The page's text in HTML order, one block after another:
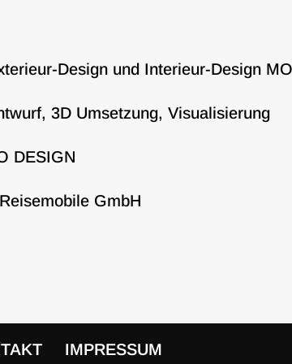
Design und Interieur-Design
3D Umsetzung, Visualisierung
DESIGN
GmbH
IMPRESSUM